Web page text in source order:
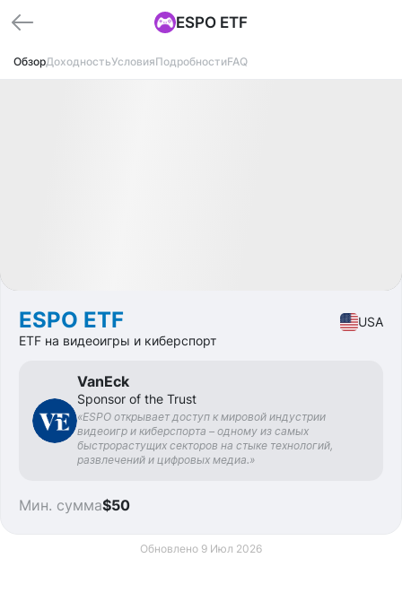
ESPO ETF
ОбзорДоходностьУсловияПодробностиFAQ
ESPO ETF
USA
ETF на видеоигры и киберспорт
VanEck
Sponsor of the Trust
«ESPO открывает доступ к мировой индустрии
видеоигр и киберспорта – одному из самых
быстрорастущих секторов на стыке технологий,
развлечений и цифровых медиа.»
$50
Мин. сумма
Обновлено 9 Июл 2026